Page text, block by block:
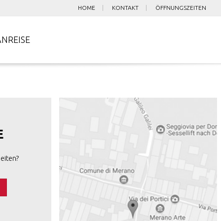
HOME KONTAKT ÖFFNUNGSZEITEN